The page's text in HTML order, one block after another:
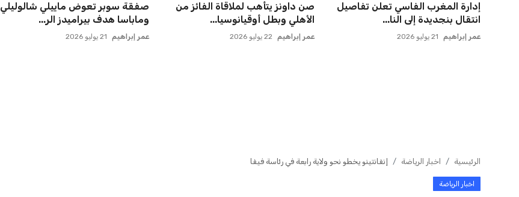
إدارة المغرب الفاسي تعلن تفاصيل
انتقال بنجديدة إلى النا...
عمر إبراهيم 21 يوليو 2026
صن داونز يتأهب لملاقاة الفائز من
الأهلي وبطل أوقيانوسيا...
عمر إبراهيم 22 يوليو 2026
صفقة سوبر تعوض ماييلي شالوليلي
وماباسا هدف بيراميدز الر...
عمر إبراهيم 21 يوليو 2026
الرئيسية اخبار الرياضة إنفانتينو يخطو نحو ولاية رابعة في رئاسة فيفا
اخبار الرياضة